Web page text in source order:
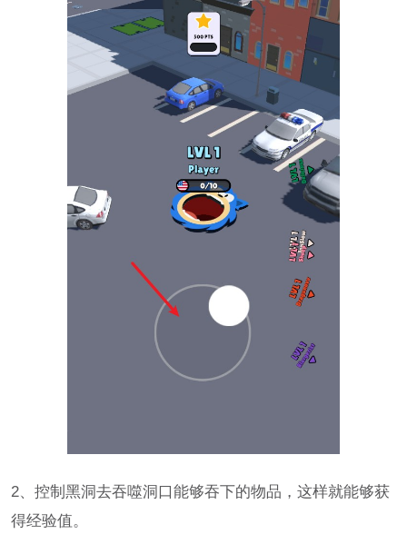
2、控制黑洞去吞噬洞口能够吞下的物品，这样就能够获
得经验值。